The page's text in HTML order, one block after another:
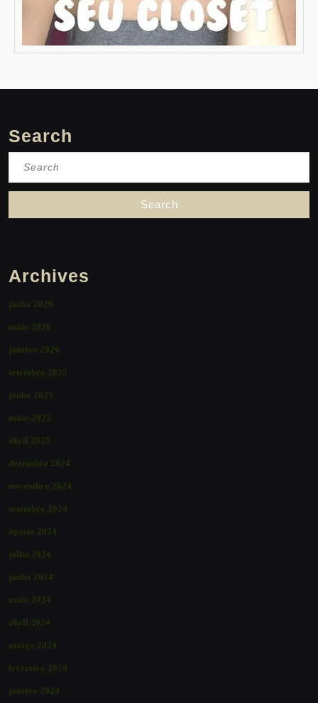
Search
Archives
junho 2026
maio 2026
janeiro 2026
setembro 2025
junho 2025
maio 2025
abril 2025
dezembro 2024
novembro 2024
setembro 2024
agosto 2024
julho 2024
junho 2024
maio 2024
abril 2024
março 2024
fevereiro 2024
janeiro 2024